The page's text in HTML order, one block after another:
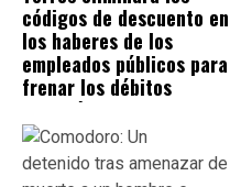
códigos de descuento en
los haberes de los
empleados públicos para
frenar los débitos
automáticos